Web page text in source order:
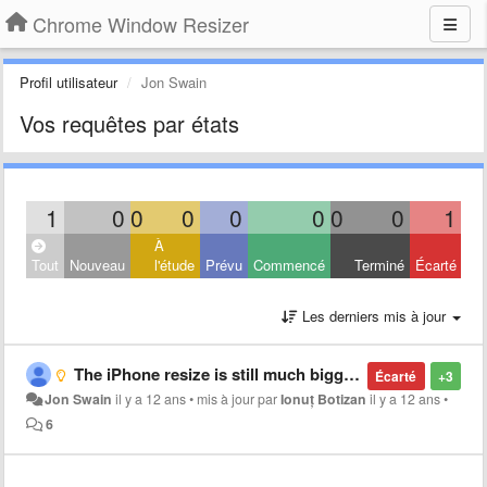
Chrome Window Resizer
Profil utilisateur Jon Swain
Vos requêtes par états
1 0 0 0 0 0 0 0 1
Tout Nouveau
À
l'étude Prévu Commencé Terminé Écarté
Les derniers mis à jour
+3
Écarté
The iPhone resize is still much bigger than the actual phone
Jon Swain il y a 12 ans• mis à jour parIonuț Botizan il y a 12 ans•
6